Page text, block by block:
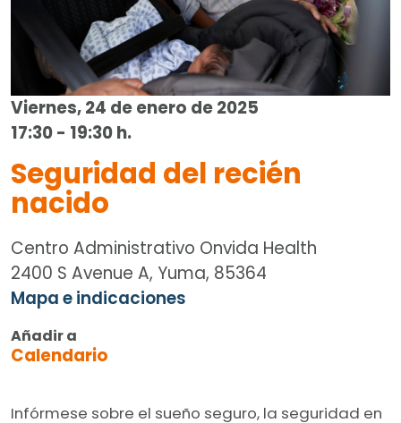
Viernes, 24 de enero de 2025
17:30 - 19:30 h.
Seguridad del recién
nacido
Centro Administrativo Onvida Health
2400 S Avenue A, Yuma, 85364
Mapa e indicaciones
Añadir a
Calendario
Infórmese sobre el sueño seguro, la seguridad en